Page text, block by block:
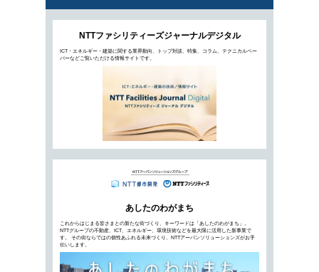
投資価値から考えるデータセンター
データセンターの価値を見極める上で重要に
ロケーションがデータセンターには求められ
める立地条件について考えます…
不動産投資家が熱視線！投資先と